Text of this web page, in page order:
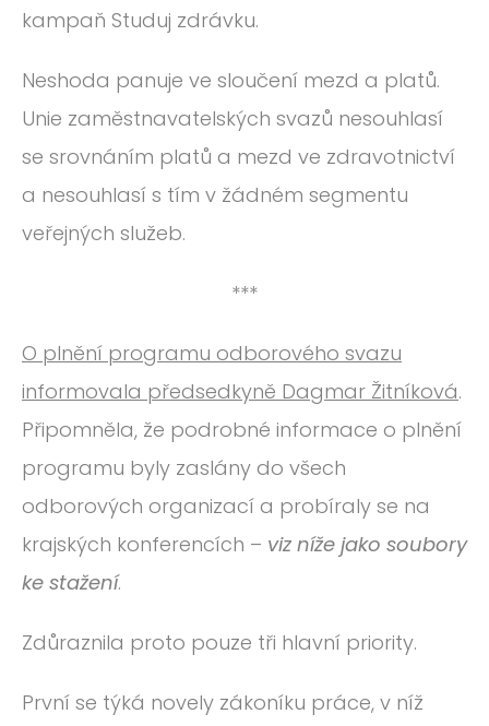
kampaň Studuj zdrávku.
Neshoda panuje ve sloučení mezd a platů.
Unie zaměstnavatelských svazů nesouhlasí
se srovnáním platů a mezd ve zdravotnictví
a nesouhlasí s tím v žádném segmentu
veřejných služeb.
***
O plnění programu odborového svazu
informovala předsedkyně Dagmar Žitníková.
Připomněla, že podrobné informace o plnění
programu byly zaslány do všech
odborových organizací a probíraly se na
krajských konferencích – viz níže jako soubory
ke stažení.
Zdůraznila proto pouze tři hlavní priority.
První se týká novely zákoníku práce, v níž